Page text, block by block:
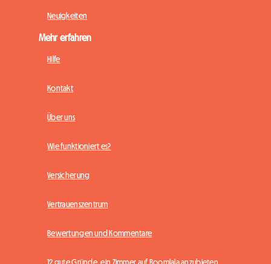
Neuigkeiten
Mehr erfahren
Hilfe
Kontakt
Über uns
Wie funktioniert es?
Versicherung
Vertrauenszentrum
Bewertungen und Kommentare
12 gute Gründe, ein Zimmer auf Roomlala anzubieten